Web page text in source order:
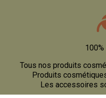
Tous nos produits
Produits
Les accessoires